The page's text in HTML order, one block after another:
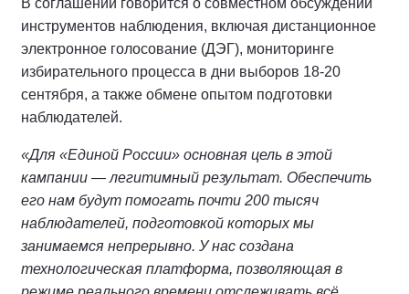
инструментов наблюдения, включая дистанционное
электронное голосование (ДЭГ), мониторинге
избирательного процесса в дни выборов 18-20
сентября, а также обмене опытом подготовки
наблюдателей.
«Для «Единой России» основная цель в этой
кампании — легитимный результат. Обеспечить
его нам будут помогать почти 200 тысяч
наблюдателей, подготовкой которых мы
занимаемся непрерывно. У нас создана
технологическая платформа, позволяющая в